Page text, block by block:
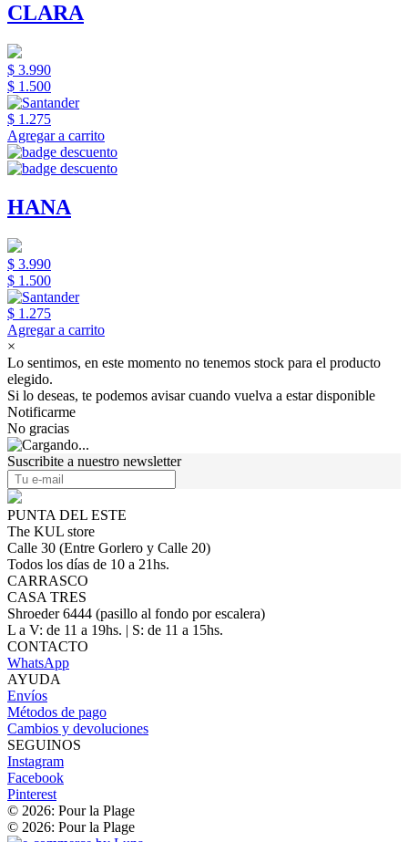
CLARA
$ 3.990
$ 1.500
$ 1.275
Agregar a carrito
HANA
$ 3.990
$ 1.500
$ 1.275
Agregar a carrito
×
Lo sentimos, en este momento no tenemos stock para el producto
elegido.
Si lo deseas, te podemos avisar cuando vuelva a estar disponible
Notificarme
No gracias
Suscribite a nuestro newsletter
PUNTA DEL ESTE
The KUL store
Calle 30 (Entre Gorlero y Calle 20)
Todos los días de 10 a 21hs.
CARRASCO
CASA TRES
Shroeder 6444 (pasillo al fondo por escalera)
L a V: de 11 a 19hs. | S: de 11 a 15hs.
CONTACTO
WhatsApp
AYUDA
Envíos
Métodos de pago
Cambios y devoluciones
SEGUINOS
Instagram
Facebook
Pinterest
© 2026: Pour la Plage
© 2026: Pour la Plage